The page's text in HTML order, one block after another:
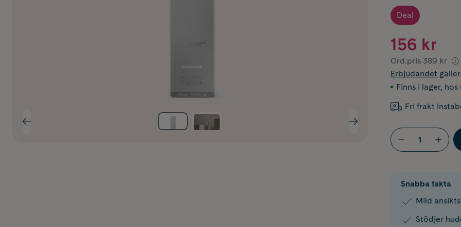
Deal
156 kr
Ord.pris 389 kr
Erbjudandet
Finns i lager, hos
Fri frakt
Snabba fakta
Mild
Stödjer